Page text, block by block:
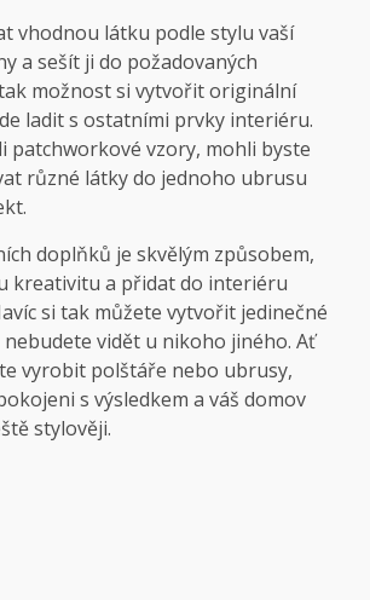
vhodnou látku podle stylu vaší
a sešít ji do požadovaných
možnost si vytvořit originální
ladit s ostatními prvky interiéru.
patchworkové vzory, mohli byste
různé látky do jednoho ubrusu
doplňků je skvělým způsobem,
kreativitu a přidat do interiéru
si tak můžete vytvořit jedinečné
vidět u nikoho jiného. Ať
vyrobit polštáře nebo ubrusy,
s výsledkem a váš domov
stylověji.